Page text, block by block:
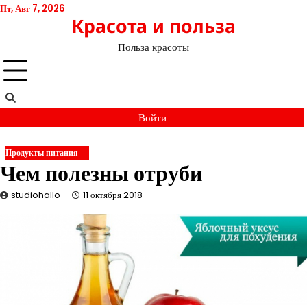
Перейти
Пт, Авг 7, 2026
Красота и польза
Польза красоты
Войти
Продукты питания
Чем полезны отруби
studiohallo_ 11 октября 2018